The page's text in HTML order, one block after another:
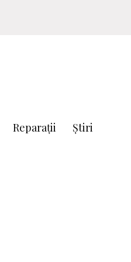
Reparații Știri